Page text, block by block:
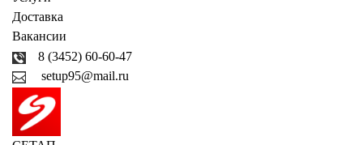
Доставка
Вакансии
8 (3452) 60-60-47
setup95@mail.ru